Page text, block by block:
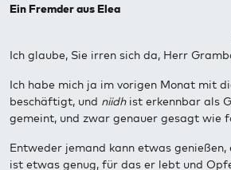
Ein Fremder aus Elea
Ich glaube, Sie irren sich da, Herr
Ich habe mich ja im vorigen Monat mit
beschäftigt, und niidhist erkennbar als
gemeint, und zwar genauer gesagt wie
Entweder jemand kann etwas
ist etwas genug, für das er lebt und